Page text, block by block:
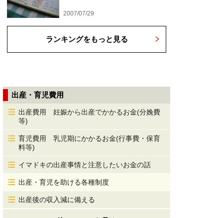
2007/07/29
ランキングをもっと見る
出産・育児費用
出産費用 妊娠から出産でかかるお金(分娩費
等)
育児費用 乳児期にかかるお金(行事費・保育
料等)
イマドキの出産事情と注意したいお金の話
出産・育児を助ける各種制度
出産後の収入減に備える